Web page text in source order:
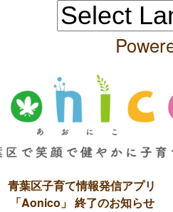
青葉区子育て情報発信アプリ
「Aonico」 終了のお知らせ